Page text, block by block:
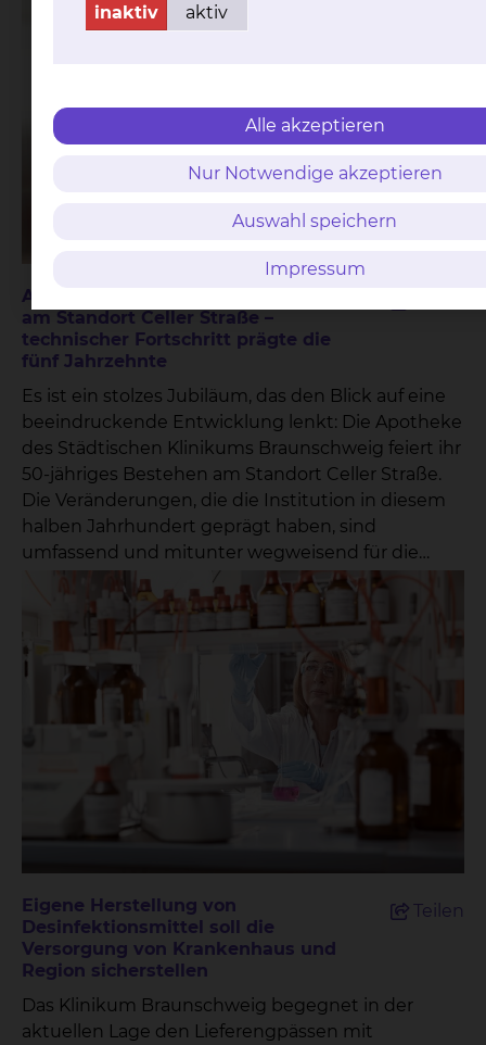
Apotheke feiert 50-jähriges Jubiläum
am Standort Celler Straße –
technischer Fortschritt prägte die
fünf Jahrzehnte
Es ist ein stolzes Jubiläum, das den Blick auf eine
beeindruckende Entwicklung lenkt: Die Apotheke
des Städtischen Klinikums Braunschweig feiert ihr
50-jähriges Bestehen am Standort Celler Straße.
Die Veränderungen, die die Institution in diesem
halben Jahrhundert geprägt haben, sind
umfassend und mitunter wegweisend für die
medizinische Versorgung in Krankenhäusern. Die
Apotheke an der Celler Straße ist hochmodern
und Vorreiter auf dem Gebiet der
Arzneimittelversorgung.
Eigene Herstellung von
Desinfektionsmittel soll die
Versorgung von Krankenhaus und
Region sicherstellen
Teilen
Das Klinikum Braunschweig begegnet in der
aktuellen Lage den Lieferengpässen mit
inaktiv aktiv
Alle akzeptieren
Nur Notwendige akzeptieren
Auswahl speichern
Impressum